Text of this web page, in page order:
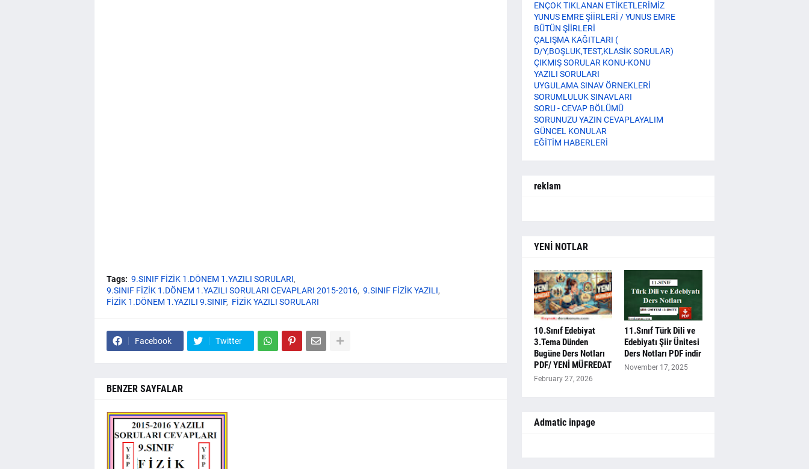
Tags: 9.SINIF FİZİK 1.DÖNEM 1.YAZILI SORULARI
9.SINIF FİZİK 1.DÖNEM 1.YAZILI SORULARI CEVAPLARI 2015-2016 9.SINIF FİZİK YAZILI
FİZİK 1.DÖNEM 1.YAZILI 9.SINIF
FİZİK YAZILI SORULARI
Facebook Twitter
BENZER SAYFALAR
ENÇOK TIKLANAN ETİKETLERİMİZ
YUNUS EMRE ŞİİRLERİ / YUNUS EMRE
BÜTÜN ŞİİRLERİ
ÇALIŞMA KAĞITLARI (
D/Y,BOŞLUK,TEST,KLASİK SORULAR)
ÇIKMIŞ SORULAR KONU-KONU
YAZILI SORULARI
UYGULAMA SINAV ÖRNEKLERİ
SORUMLULUK SINAVLARI
SORU - CEVAP BÖLÜMÜ
SORUNUZU YAZIN CEVAPLAYALIM
GÜNCEL KONULAR
EĞİTİM HABERLERİ
reklam
YENİ NOTLAR
10.Sınıf Edebiyat
3.Tema Dünden
Bugüne Ders Notları
PDF/ YENİ MÜFREDAT
February 27, 2026
11.Sınıf Türk Dili ve
Edebiyatı Şiir Ünitesi
Ders Notları PDF indir
November 17, 2025
Admatic inpage